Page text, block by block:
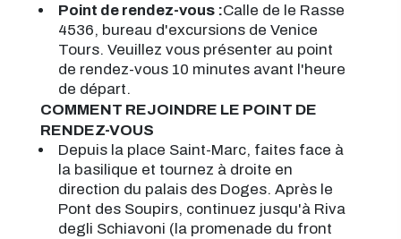
Point de rendez-vous :Calle de le Rasse
4536, bureau d'excursions de Venice
Tours. Veuillez vous présenter au point
de rendez-vous 10 minutes avant l'heure
de départ.
COMMENT REJOINDRE LE POINT DE
RENDEZ-VOUS
Depuis la place Saint-Marc, faites face à
la basilique et tournez à droite en
direction du palais des Doges. Après le
Pont des Soupirs, continuez jusqu'à Riva
degli Schiavoni (la promenade du front